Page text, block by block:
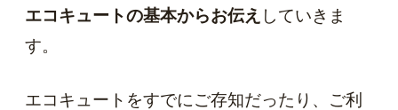
エコキュートの基本からお伝え していきま
す。
エコキュートをすでにご存知だったり、ご利